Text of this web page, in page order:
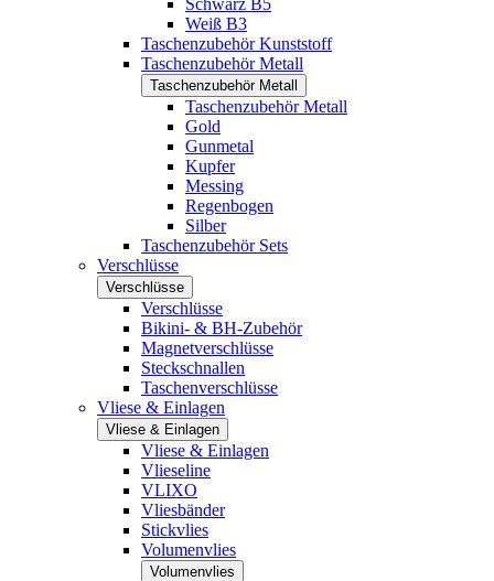
Schwarz B5
Weiß B3
Taschenzubehör Kunststoff
Taschenzubehör Metall
Taschenzubehör Metall
Taschenzubehör Metall
Gold
Gunmetal
Kupfer
Messing
Regenbogen
Silber
Taschenzubehör Sets
Verschlüsse
Verschlüsse
Verschlüsse
Bikini- & BH-Zubehör
Magnetverschlüsse
Steckschnallen
Taschenverschlüsse
Vliese & Einlagen
Vliese & Einlagen
Vliese & Einlagen
Vlieseline
VLIXO
Vliesbänder
Stickvlies
Volumenvlies
Volumenvlies